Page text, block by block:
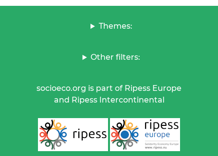
Themes:
Other filters:
socioeco.org is part of Ripess Europe
and Ripess Intercontinental